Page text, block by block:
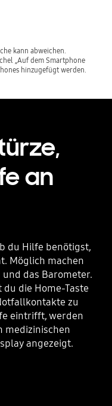
kann abweichen.
„Auf dem Smartphone
hinzugefügt werden.
an
du Hilfe benötigst,
Möglich machen
das Barometer.
die Home-Taste
zu
eintrifft, werden
medizinischen
angezeigt.